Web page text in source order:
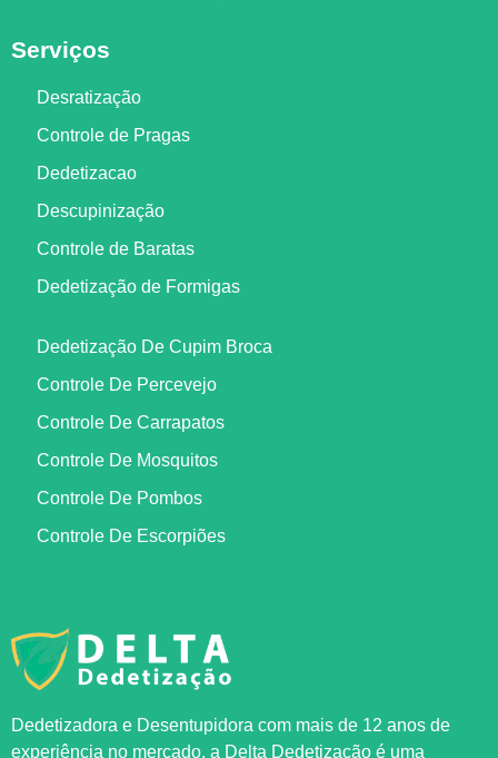
Dedetizadora e Desentupidora com mais de 12 anos de
experiência no mercado, a Delta Dedetização é uma
Serviços
Desratização
Controle de Pragas
Dedetizacao
Descupinização
Controle de Baratas
Dedetização de Formigas
Dedetização De Cupim Broca
Controle De Percevejo
Controle De Carrapatos
Controle De Mosquitos
Controle De Pombos
Controle De Escorpiões